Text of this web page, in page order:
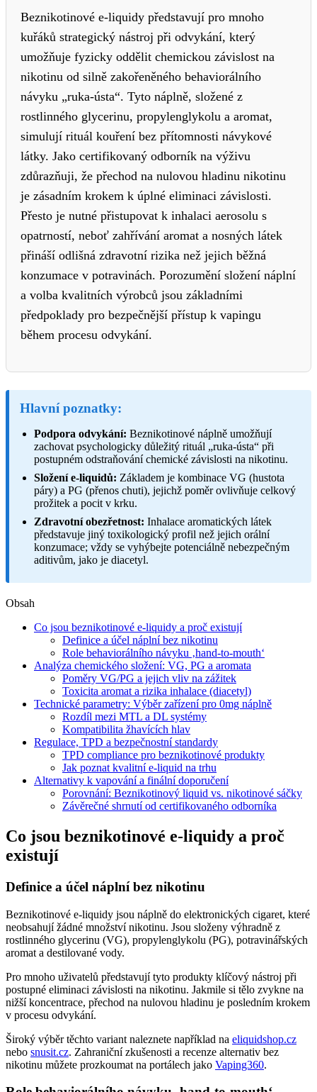
Beznikotinové e-liquidy představují pro mnoho
kuřáků strategický nástroj při odvykání, který
umožňuje fyzicky oddělit chemickou závislost na
nikotinu od silně zakořeněného behaviorálního
návyku „ruka-ústa“. Tyto náplně, složené z
rostlinného glycerinu, propylenglykolu a aromat,
simulují rituál kouření bez přítomnosti návykové
látky. Jako certifikovaný odborník na výživu
zdůrazňuji, že přechod na nulovou hladinu nikotinu
je zásadním krokem k úplné eliminaci závislosti.
Přesto je nutné přistupovat k inhalaci aerosolu s
opatrností, neboť zahřívání aromat a nosných látek
přináší odlišná zdravotní rizika než jejich běžná
konzumace v potravinách. Porozumění složení náplní
a volba kvalitních výrobců jsou základními
předpoklady pro bezpečnější přístup k vapingu
během procesu odvykání.
Hlavní poznatky:
Podpora odvykání: Beznikotinové náplně umožňují
zachovat psychologicky důležitý rituál „ruka-ústa“ při
postupném odstraňování chemické závislosti na nikotinu.
Složení e-liquidů: Základem je kombinace VG (hustota
páry) a PG (přenos chuti), jejichž poměr ovlivňuje celkový
prožitek a pocit v krku.
Zdravotní obezřetnost: Inhalace aromatických látek
představuje jiný toxikologický profil než jejich orální
konzumace; vždy se vyhýbejte potenciálně nebezpečným
aditivům, jako je diacetyl.
Obsah
Co jsou beznikotinové e-liquidy a proč existují
Definice a účel náplní bez nikotinu
Role behaviorálního návyku ‚hand-to-mouth‘
Analýza chemického složení: VG, PG a aromata
Poměry VG/PG a jejich vliv na zážitek
Toxicita aromat a rizika inhalace (diacetyl)
Technické parametry: Výběr zařízení pro 0mg náplně
Rozdíl mezi MTL a DL systémy
Kompatibilita žhavících hlav
Regulace, TPD a bezpečnostní standardy
TPD compliance pro beznikotinové produkty
Jak poznat kvalitní e-liquid na trhu
Alternativy k vapování a finální doporučení
Porovnání: Beznikotinový liquid vs. nikotinové sáčky
Závěrečné shrnutí od certifikovaného odborníka
Co jsou beznikotinové e-liquidy a proč
existují
Definice a účel náplní bez nikotinu
Beznikotinové e-liquidy jsou náplně do elektronických cigaret, které
neobsahují žádné množství nikotinu. Jsou složeny výhradně z
rostlinného glycerinu (VG), propylenglykolu (PG), potravinářských
aromat a destilované vody.
Pro mnoho uživatelů představují tyto produkty klíčový nástroj při
postupné eliminaci závislosti na nikotinu. Jakmile si tělo zvykne na
nižší koncentrace, přechod na nulovou hladinu je posledním krokem
v procesu odvykání.
Široký výběr těchto variant naleznete například na eliquidshop.cz
nebo snusit.cz. Zahraniční zkušenosti a recenze alternativ bez
nikotinu můžete prozkoumat na portálech jako Vaping360.